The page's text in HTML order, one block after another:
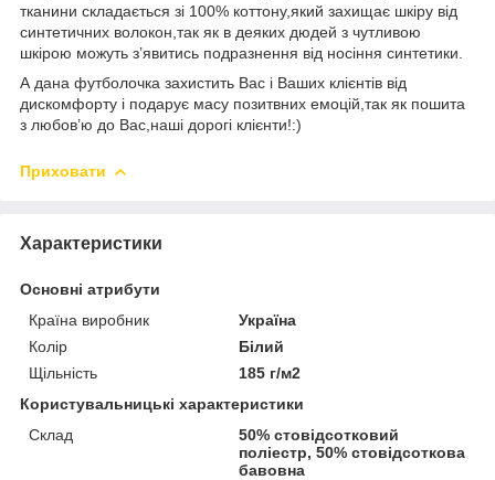
тканини складається зі 100% коттону,який захищає шкіру від
синтетичних волокон,так як в деяких дюдей з чутливою
шкірою можуть з’явитись подразнення від носіння синтетики.
А дана футболочка захистить Вас і Ваших клієнтів від
дискомфорту і подарує масу позитвних емоцій,так як пошита
з любов’ю до Вас,наші дорогі клієнти!:)
Приховати
Характеристики
Основні атрибути
Країна виробник
Україна
Колір
Білий
Щільність
185 г/м2
Користувальницькі характеристики
Склад
50% стовідсотковий
поліестр, 50% стовідсоткова
бавовна